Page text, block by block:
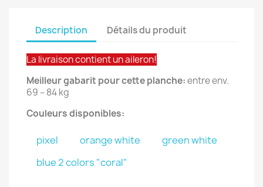
Description Détails du produit
La livraison contient un aileron!
Meilleur gabarit pour cette planche:entre env.
69 – 84 kg
Couleurs disponibles:
pixel orange white
green white
blue 2 colors "coral"